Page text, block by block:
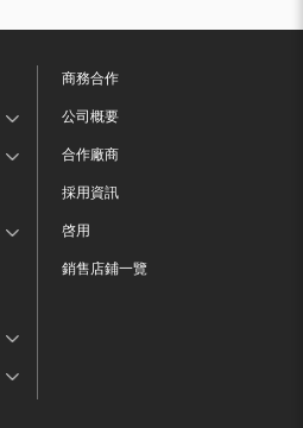
商務合作
公司概要
合作廠商
採用資訊
啓用
銷售店鋪一覽